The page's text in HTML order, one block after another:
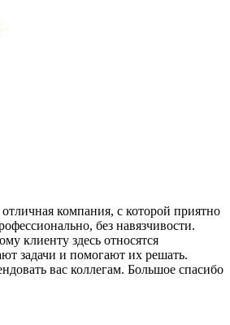
компания, с которой приятно
без навязчивости.
клиенту здесь относятся
задачи и помогают их решать.
вас коллегам. Большое спасибо